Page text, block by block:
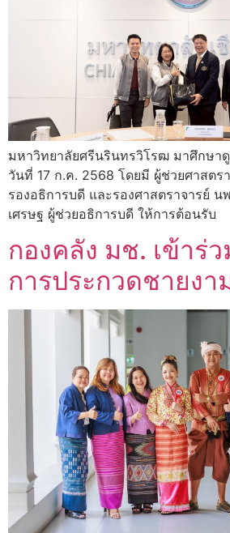
มหาวิทยาลัยศรีนรินทรวิโรฒ มาศึกษา
วันที่ 17 ก.ค. 2568 โดยมี ผู้ช่วยศาสตร
รองอธิการบดี และรองศาสตราจารย์
เศรษฐ ผู้ช่วยอธิการบดี ให้การต้อนรับ
กองคลัง มช. เข้าร่
การประกวดชายง